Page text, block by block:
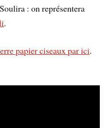
: on représentera
.
papier ciseaux par ici.